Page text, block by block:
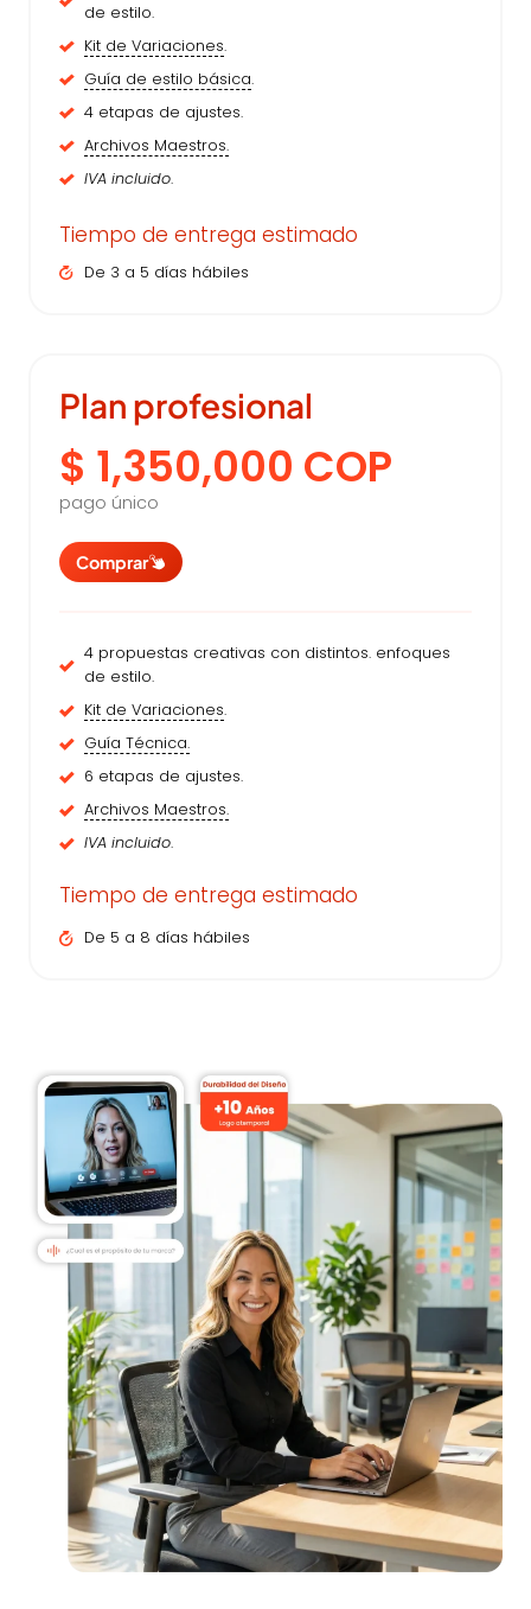
de estilo.
Kit de Variaciones.
Guía de estilo básica.
4 etapas de ajustes.
Archivos Maestros.
IVA incluido.
Tiempo de entrega estimado
De 3 a 5 días hábiles
Plan profesional
$ 1,350,000 COP
pago único
Comprar
4 propuestas creativas con distintos. enfoques
de estilo.
Kit de Variaciones.
Guía Técnica.
6 etapas de ajustes.
Archivos Maestros.
IVA incluido.
Tiempo de entrega estimado
De 5 a 8 días hábiles